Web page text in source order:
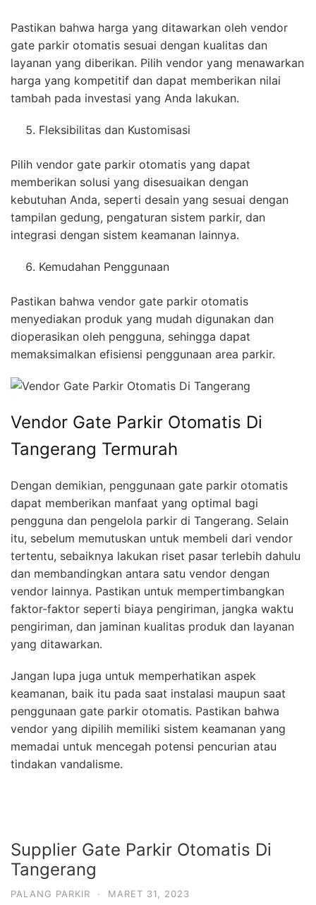
Pastikan bahwa harga yang ditawarkan oleh vendor
gate parkir otomatis sesuai dengan kualitas dan
layanan yang diberikan. Pilih vendor yang menawarkan
harga yang kompetitif dan dapat memberikan nilai
tambah pada investasi yang Anda lakukan.
Fleksibilitas dan Kustomisasi
Pilih vendor gate parkir otomatis yang dapat
memberikan solusi yang disesuaikan dengan
kebutuhan Anda, seperti desain yang sesuai dengan
tampilan gedung, pengaturan sistem parkir, dan
integrasi dengan sistem keamanan lainnya.
Kemudahan Penggunaan
Pastikan bahwa vendor gate parkir otomatis
menyediakan produk yang mudah digunakan dan
dioperasikan oleh pengguna, sehingga dapat
memaksimalkan efisiensi penggunaan area parkir.
Vendor Gate Parkir Otomatis Di
Tangerang Termurah
Dengan demikian, penggunaan gate parkir otomatis
dapat memberikan manfaat yang optimal bagi
pengguna dan pengelola parkir di Tangerang. Selain
itu, sebelum memutuskan untuk membeli dari vendor
tertentu, sebaiknya lakukan riset pasar terlebih dahulu
dan membandingkan antara satu vendor dengan
vendor lainnya. Pastikan untuk mempertimbangkan
faktor-faktor seperti biaya pengiriman, jangka waktu
pengiriman, dan jaminan kualitas produk dan layanan
yang ditawarkan.
Jangan lupa juga untuk memperhatikan aspek
keamanan, baik itu pada saat instalasi maupun saat
penggunaan gate parkir otomatis. Pastikan bahwa
vendor yang dipilih memiliki sistem keamanan yang
memadai untuk mencegah potensi pencurian atau
tindakan vandalisme.
Supplier Gate Parkir Otomatis Di
Tangerang
PALANG PARKIR · MARET 31, 2023